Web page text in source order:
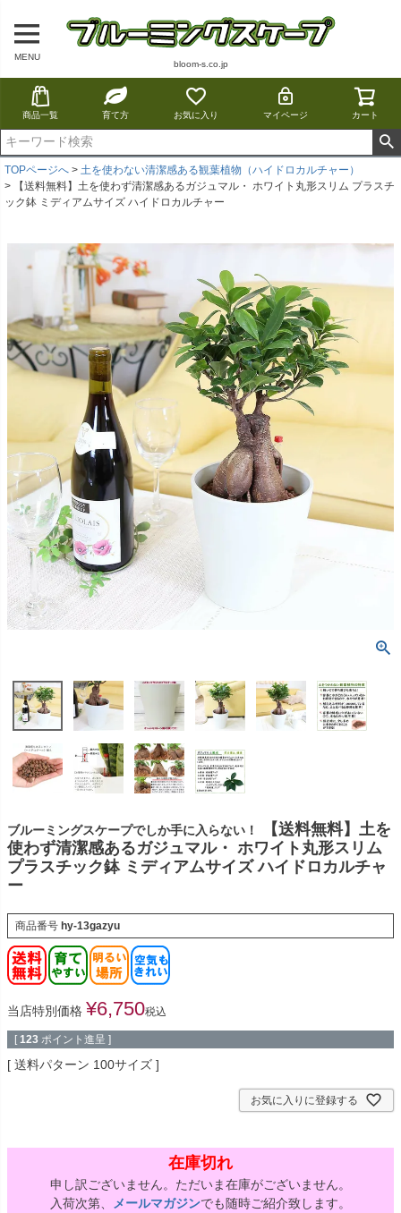
MENU
bloom-s.co.jp
商品一覧 育て方 お気に入り マイページ カート
TOPページへ
土を使わない清潔感ある観葉植物（ハイドロカルチャー）
【送料無料】土を使わず清潔感あるガジュマル・ ホワイト丸形スリム プラスチ
ック鉢 ミディアムサイズ ハイドロカルチャー
ブルーミングスケープでしか手に入らない！
【送料無料】土を
使わず清潔感あるガジュマル・ ホワイト丸形スリム
プラスチック鉢 ミディアムサイズ ハイドロカルチャ
ー
商品番号 hy-13gazyu
当店特別価格 ¥6,750税込
[ 123 ポイント進呈 ]
送料パターン 100サイズ
お気に入りに登録する
在庫切れ
申し訳ございません。ただいま在庫がございません。
入荷次第、
メールマガジンでも随時ご紹介致します。